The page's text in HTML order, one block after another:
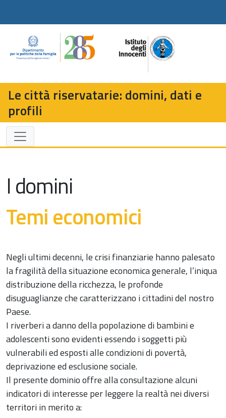
Le città riservatarie: domini, dati e
profili
I domini
Temi economici
Negli ultimi decenni, le crisi finanziarie hanno palesato
la fragilità della situazione economica generale, l’iniqua
distribuzione della ricchezza, le profonde
disuguaglianze che caratterizzano i cittadini del nostro
Paese.
I riverberi a danno della popolazione di bambini e
adolescenti sono evidenti essendo i soggetti più
vulnerabili ed esposti alle condizioni di povertà,
deprivazione ed esclusione sociale.
Il presente dominio offre alla consultazione alcuni
indicatori di interesse per leggere la realtà nei diversi
territori in merito a: